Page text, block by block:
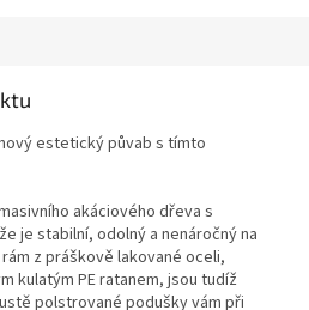
estetický půvab s tímto
akáciového dřeva s
je stabilní, odolný a nenáročný na
z práškově lakované oceli,
kulatým PE ratanem, jsou tudíž
polstrované podušky vám při